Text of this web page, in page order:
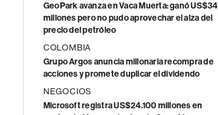
GeoPark avanza en Vaca Muerta: ganó US$34
millones pero no pudo aprovechar el alza del
precio del petróleo
COLOMBIA
Grupo Argos anuncia millonaria recompra de
acciones y promete duplicar el dividendo
NEGOCIOS
Microsoft registra US$24.100 millones en